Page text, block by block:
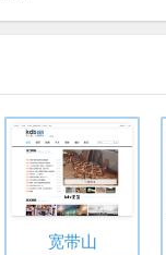
宽带山